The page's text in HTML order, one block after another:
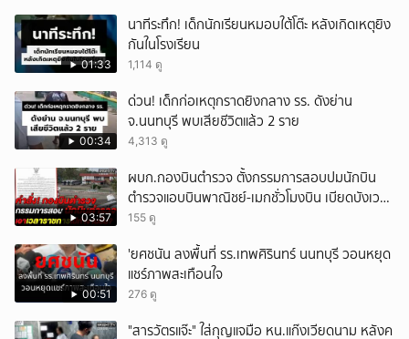
01:33
นาทีระทึก! เด็กนักเรียนหมอบใต้โต๊ะ หลังเกิดเหตุยิง
กันในโรงเรียน
1,114 ดู
00:34
ด่วน! เด็กก่อเหตุกราดยิงกลาง รร. ดังย่าน
จ.นนทบุรี พบเสียชีวิตแล้ว 2 ราย
4,313 ดู
03:57
ผบก.กองบินตำรวจ ตั้งกรรมการสอบปมนักบิน
ตำรวจแอบบินพาณิชย์-เมกชั่วโมงบิน เบียดบังเวลา
ทำหน้าที่
155 ดู
00:51
'ยศชนัน ลงพื้นที่ รร.เทพศิรินทร์ นนทบุรี วอนหยุด
แชร์ภาพสะเทือนใจ
276 ดู
"สารวัตรแจ๊ะ" ใส่กุญแจมือ หน.แก๊งเวียดนาม หลังค